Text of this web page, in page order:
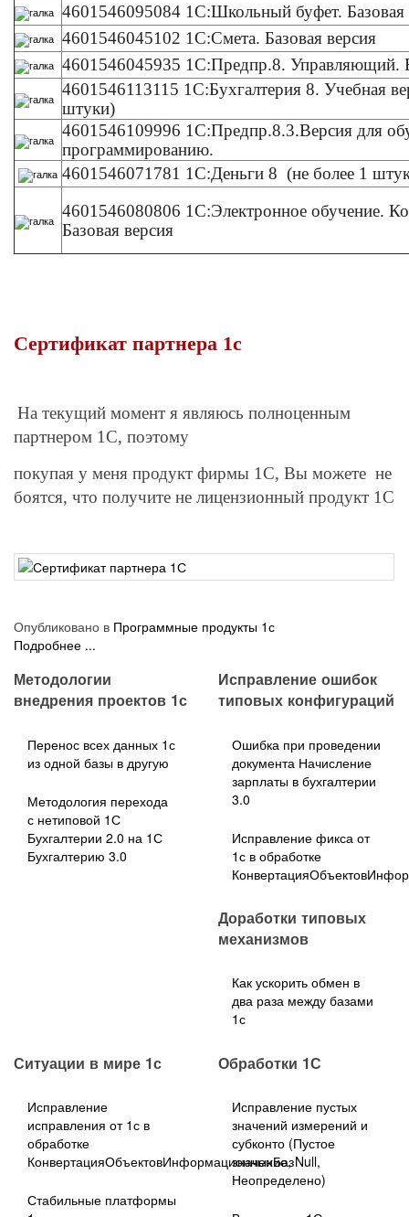
4601546095084 1С:Школьный буфет. Базовая
4601546045102 1С:Смета. Базовая версия
4601546045935 1С:Предпр.8. Управляющий.
4601546113115 1С:Бухгалтерия 8. Учебная
штуки)
4601546109996 1С:Предпр.8.3.Версия для
программированию.
4601546071781 1С:Деньги 8 (не более 1
4601546080806 1С:Электронное обучение.
Базовая версия
Сертификат партнера 1с
На текущий момент я являюсь полноценным
партнером 1С, поэтому
покупая у меня продукт фирмы 1С, Вы можете не
боятся, что получите не лицензионный продукт 1С
Опубликовано в Программные продукты 1с
Подробнее ...
Методологии
внедрения проектов 1с
Перенос всех данных 1с
из одной базы в другую
Методология перехода
с нетиповой 1С
Бухгалтерии 2.0 на 1С
Бухгалтерию 3.0
Исправление ошибок
типовых конфигураций
Ошибка при проведении
документа Начисление
зарплаты в бухгалтерии
3.0
Исправление фикса от
1с в обработке
Доработки типовых
механизмов
Как ускорить обмен в
два раза между базами
1с
Ситуации в мире 1с
Исправление
исправления от 1с в
обработке
КонвертацияОбъектовИнформационныхБаз
Стабильные платформы
Обработки 1С
Исправление пустых
значений измерений и
субконто (Пустое
значение, Null,
Неопределено)